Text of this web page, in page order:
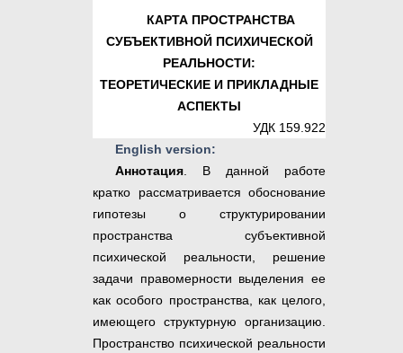
КАРТА ПРОСТРАНСТВА
СУБЪЕКТИВНОЙ ПСИХИЧЕСКОЙ
РЕАЛЬНОСТИ:
ТЕОРЕТИЧЕСКИЕ И ПРИКЛАДНЫЕ
АСПЕКТЫ
УДК 159.922
English version:
Аннотация . В данной работе
кратко рассматривается обоснование
гипотезы о структурировании
пространства субъективной
психической реальности, решение
задачи правомерности выделения ее
как особого пространства, как целого,
имеющего структурную организацию.
Пространство психической реальности